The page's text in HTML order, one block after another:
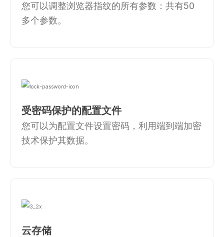
您可以调整浏览器指纹的所有参数：共有50
多个参数。
受密码保护的配置文件
您可以为配置文件设置密码，利用端到端加密
技术保护其数据。
云存储